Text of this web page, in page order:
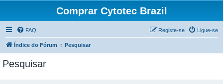
Comprar Cytotec Brazil
FAQ Ligue-se
Registe-se
Índice do Fórum Pesquisar
Pesquisar